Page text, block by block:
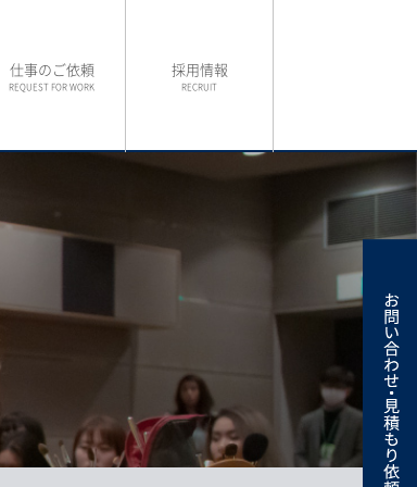
仕事のご依頼
REQUEST FOR WORK
採用情報
RECRUIT